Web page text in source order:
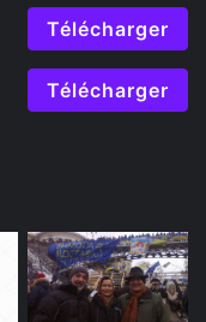
Télécharger
Télécharger